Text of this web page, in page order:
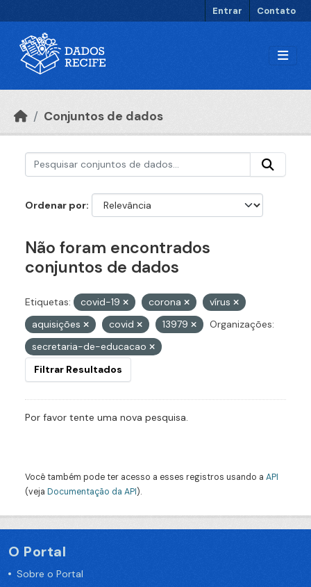
Entrar Contato
Conjuntos de dados
Ordenar por
Não foram encontrados
conjuntos de dados
Etiquetas: covid-19 corona
vírus
aquisições
covid 13979
Organizações:
secretaria-de-educacao
Filtrar Resultados
Por favor tente uma nova pesquisa.
Você também pode ter acesso a esses registros usando a API
(veja Documentação da API).
O Portal
Sobre o Portal